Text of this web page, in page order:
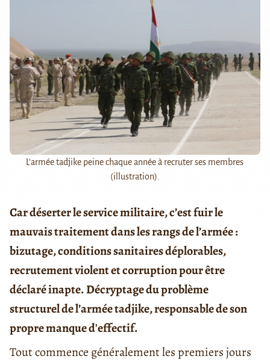
L'armée tadjike peine chaque année à recruter ses membres
(illustration).
Car déserter le service militaire, c’est fuir le
mauvais traitement dans les rangs de l’armée :
bizutage, conditions sanitaires déplorables,
recrutement violent et corruption pour être
déclaré inapte. Décryptage du problème
structurel de l’armée tadjike, responsable de son
propre manque d'effectif.
Tout commence généralement les premiers jours